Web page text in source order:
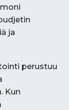
ja
perustuu
Kun